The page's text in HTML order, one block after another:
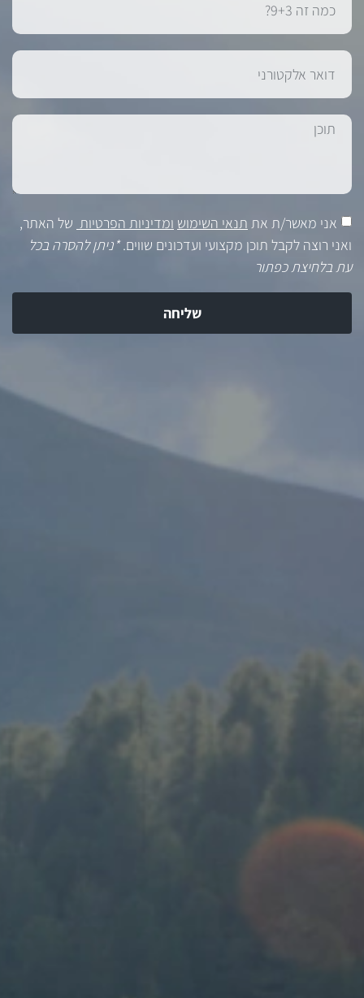
אני מאשר/ת את תנאי השימוש ומדיניות הפרטיות של האתר,
ואני רוצה לקבל תוכן מקצועי ועדכונים שווים.*ניתן להסרה בכל
עת בלחיצת כפתור
שליחה